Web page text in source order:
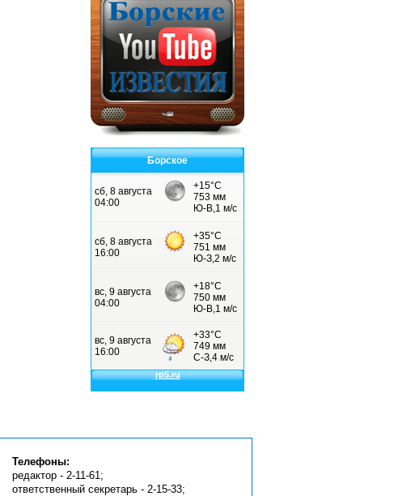
Борское
Телефоны:
редактор - 2-11-61;
ответственный секретарь - 2-15-33;